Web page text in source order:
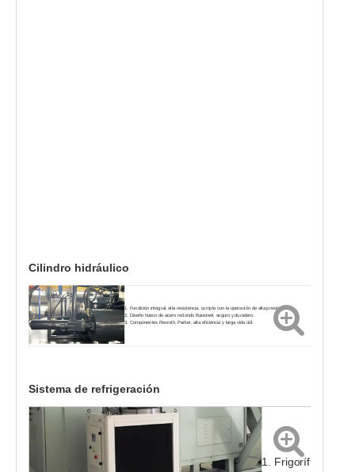
Cilindro hidráulico
1. Fundición integral, alta resistencia, cumple con la operación de alta presión.
2. Diseño hueco de acero redondo Baosteel, seguro y duradero.
3. Componentes Rexroth, Parker, alta eficiencia y larga vida útil.
Sistema de refrigeración
1. Frigorífico